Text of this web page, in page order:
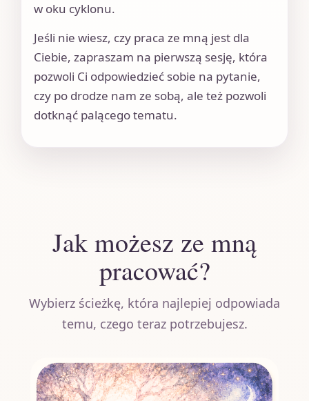
w oku cyklonu.
Jeśli nie wiesz, czy praca ze mną jest dla
Ciebie, zapraszam na pierwszą sesję, która
pozwoli Ci odpowiedzieć sobie na pytanie,
czy po drodze nam ze sobą, ale też pozwoli
dotknąć palącego tematu.
Jak możesz ze mną
pracować?
Wybierz ścieżkę, która najlepiej odpowiada
temu, czego teraz potrzebujesz.